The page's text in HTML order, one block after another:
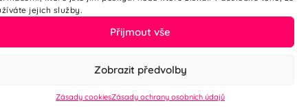
jejich služby.
Přijmout vše
Zobrazit předvolby
Zásady cookiesZásady ochrany osobních údajů